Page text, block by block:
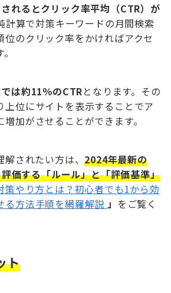
れるとクリック率平均（CTR）が
計算で対策キーワードの月間検索
位のクリック率をかければアクセ
は約11％のCTRとなります。その
上位にサイトを表示することでア
加がさせることができます。
解されたい方は、2024年最新の
価する「ルール」と「評価基準」
策やり方とは？初心者でも1から効
る方法手順を網羅解説 」 をご覧く
ト